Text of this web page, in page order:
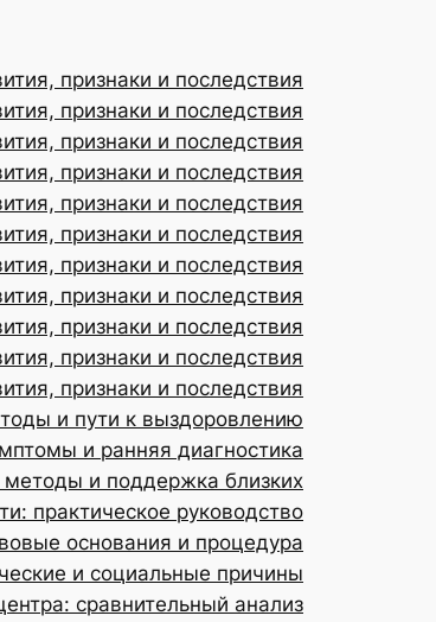
признаки и последствия
признаки и последствия
признаки и последствия
признаки и последствия
признаки и последствия
признаки и последствия
признаки и последствия
признаки и последствия
признаки и последствия
признаки и последствия
признаки и последствия
и пути к выздоровлению
и ранняя диагностика
методы и поддержка близких
практическое руководство
основания и процедура
и социальные причины
сравнительный анализ